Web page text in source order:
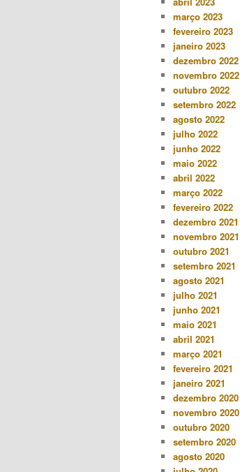
março 2023
fevereiro 2023
janeiro 2023
dezembro 2022
novembro 2022
outubro 2022
setembro 2022
agosto 2022
julho 2022
junho 2022
maio 2022
abril 2022
março 2022
fevereiro 2022
dezembro 2021
novembro 2021
outubro 2021
setembro 2021
agosto 2021
julho 2021
junho 2021
maio 2021
abril 2021
março 2021
fevereiro 2021
janeiro 2021
dezembro 2020
novembro 2020
outubro 2020
setembro 2020
agosto 2020